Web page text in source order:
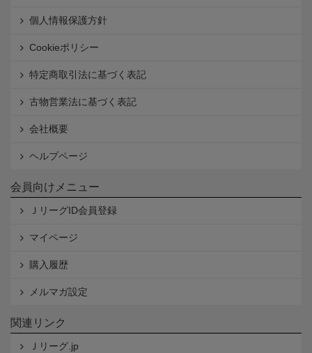
個人情報保護方針
Cookieポリシー
特定商取引法に基づく表記
古物営業法に基づく表記
会社概要
ヘルプページ
会員向けメニュー
ＪリーグID会員登録
マイページ
購入履歴
メルマガ設定
関連リンク
Ｊリーグ.jp